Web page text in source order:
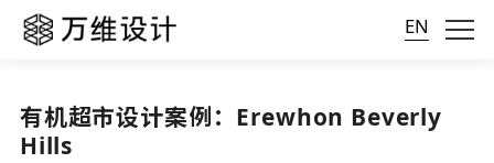
EN
有机超市设计案例：Erewhon Beverly
Hills